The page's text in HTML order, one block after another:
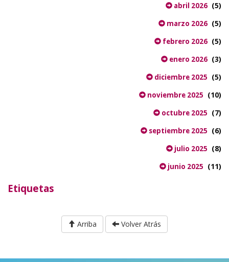
abril 2026 (5)
marzo 2026 (5)
febrero 2026 (5)
enero 2026 (3)
diciembre 2025 (5)
noviembre 2025 (10)
octubre 2025 (7)
septiembre 2025 (6)
julio 2025 (8)
junio 2025 (11)
Etiquetas
Arriba Volver Atrás